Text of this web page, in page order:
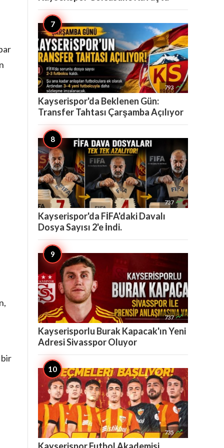
bir
793 
Kayserispor'da Beklenen Gün:
Transfer Tahtası Çarşamba Açılıyor
737 
Kayserispor'da FİFA'daki Davalı
Dosya Sayısı 2'e İndi.
737 
Kayserisporlu Burak Kapacak'ın Yeni
Adresi Sivasspor Oluyor
735 